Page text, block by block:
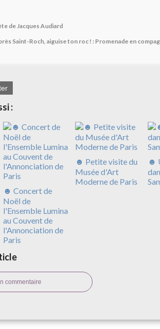
de Jacques Audiard
Saint-Roch, aiguise ton roc ! : Promenade en
:
☻ Concert de
Noël de
l'Ensemble Lumina
au Couvent de
l'Annonciation de
Paris
☻ Petite visite du
Musée d'Art
Moderne de Paris
☻
commentaire